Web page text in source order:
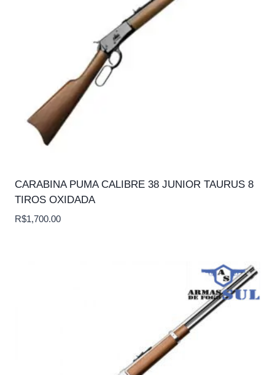
CARABINA PUMA CALIBRE 38 JUNIOR TAURUS 8
TIROS OXIDADA
R$1,700.00